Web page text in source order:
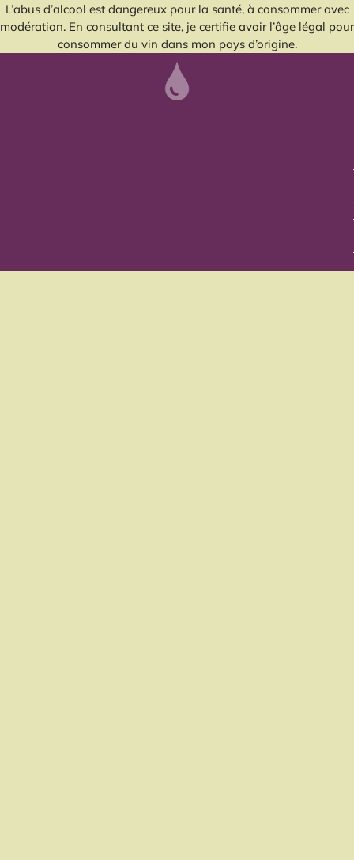
L’abus d’alcool est dangereux pour la santé, à consommer avec
modération. En consultant ce site, je certifie avoir l’âge légal pour
consommer du vin dans mon pays d’origine.